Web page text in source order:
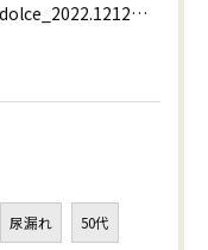
@dolce_2022.1212⇚他の投稿はこちらから
尿漏れ 50代